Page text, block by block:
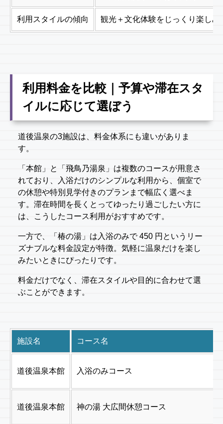
利用スタイルの傾向 観光＋文化体験をじっくり楽しみ
利用料金を比較｜予算や滞在スタ
イルに応じて選ぼう
道後温泉の3施設は、料金体系にも違いがありま
す。
「本館」と「飛鳥乃湯泉」は複数のコースが用意さ
れており、入浴だけのシンプルな利用から、個室で
の休憩や特別見学付きのプランまで幅広く選べま
す。滞在時間を長くとってゆったり過ごしたい方に
は、こうしたコース利用がおすすめです。
一方で、「椿の湯」は入浴のみで 450 円というリー
ズナブルな料金設定が特徴。気軽に温泉だけを楽し
みたいときにぴったりです。
料金だけでなく、滞在スタイルや目的に合わせて選
ぶことができます。
施設名 コース名
道後温泉本館 入浴のみコース
道後温泉本館 神の湯 大広間休憩コース